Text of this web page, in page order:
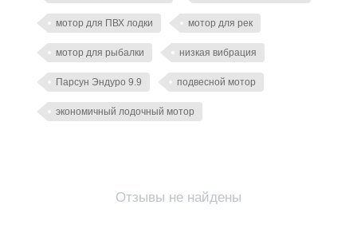
мотор для ПВХ лодки мотор для рек
мотор для рыбалки низкая вибрация
Парсун Эндуро 9.9 подвесной мотор
экономичный лодочный мотор
Отзывы не найдены